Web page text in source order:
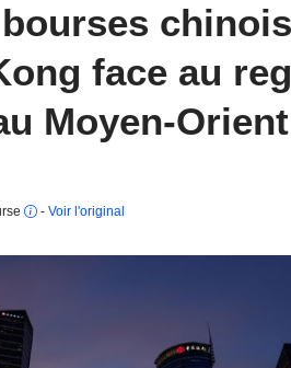
face au
Moyen-Orient
- Voir l'original